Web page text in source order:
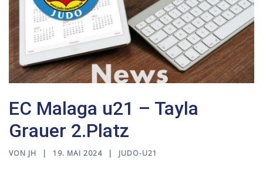
EC Malaga u21 – Tayla
Grauer 2.Platz
VON JH 19. MAI 2024 JUDO-U21